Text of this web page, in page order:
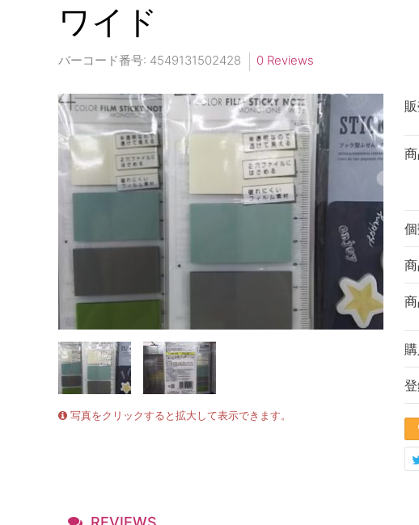
ワイド
バーコード番号: 4549131502428 0 Reviews
写真をクリックすると拡大して表示できます。